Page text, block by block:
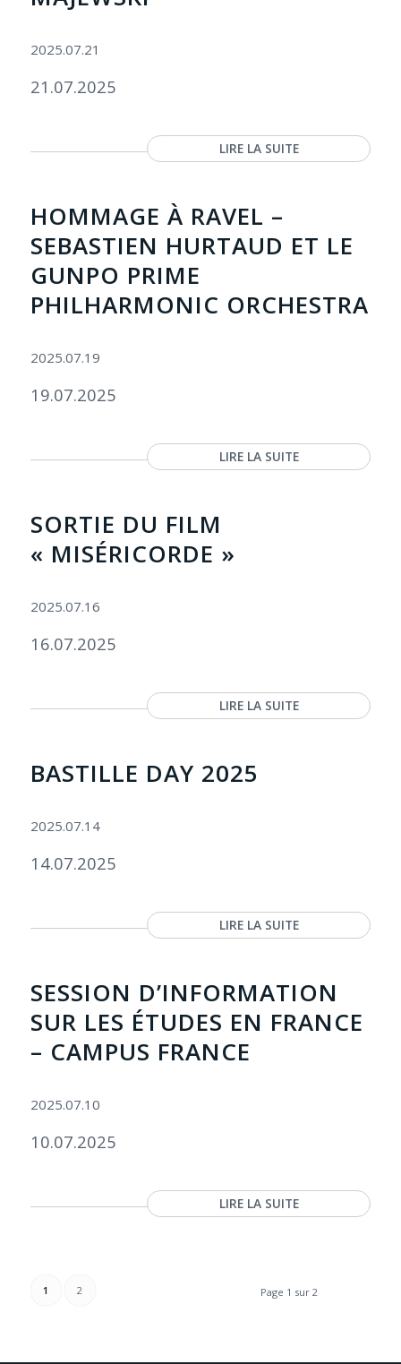
2025.07.21
21.07.2025
LIRE LA SUITE
HOMMAGE À RAVEL –
SEBASTIEN HURTAUD ET LE
GUNPO PRIME
PHILHARMONIC ORCHESTRA
2025.07.19
19.07.2025
LIRE LA SUITE
SORTIE DU FILM
« MISÉRICORDE »
2025.07.16
16.07.2025
LIRE LA SUITE
BASTILLE DAY 2025
2025.07.14
14.07.2025
LIRE LA SUITE
SESSION D’INFORMATION
SUR LES ÉTUDES EN FRANCE
– CAMPUS FRANCE
2025.07.10
10.07.2025
LIRE LA SUITE
Page 1 sur 2
1 2